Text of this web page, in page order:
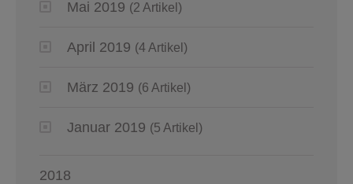
Mai 2019 (2 Artikel)
April 2019 (4 Artikel)
März 2019 (6 Artikel)
Januar 2019 (5 Artikel)
2018